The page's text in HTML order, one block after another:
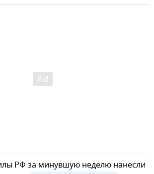
РФ за минувшую неделю нанесли